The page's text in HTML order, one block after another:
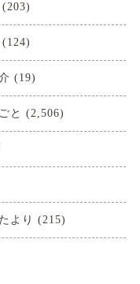
(203)
(124)
(19)
と (2,506)
より (215)